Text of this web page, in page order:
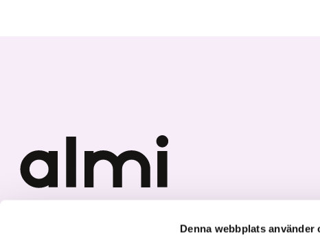
Denna webbplats använder